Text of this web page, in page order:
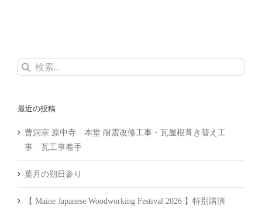
検
最近の投稿
曹洞宗 原中寺 本堂 耐震改修工事・瓦屋根葺き替え工
事 瓦工事着手
葉月の朔日参り
【 Maine Japanese Woodworking Festival 2026 】特別講演